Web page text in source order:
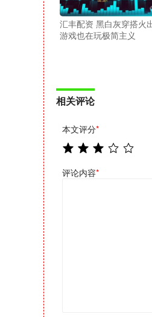
汇丰配资 黑白灰穿搭火
游戏也在玩极简主义
相关评论
本文评分*
评论内容*